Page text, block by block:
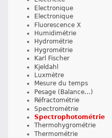
Electronique
Electronique
Fluorescence X
Humidimétrie
Hydrométrie
Hygrométrie
Karl Fischer
Kjeldahl
Luxmètre
Mesure du temps
Pesage (Balance...)
Réfractométrie
Spectrométrie
Spectrophotométrie
Thermohygrométrie
Thermométrie